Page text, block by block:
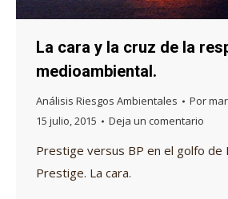
La cara y la cruz de la
medioambiental.
Análisis Riesgos Ambientales Por
15 julio, 2015
Deja un comentario
Prestige versus BP en el golfo de
Prestige. La cara.